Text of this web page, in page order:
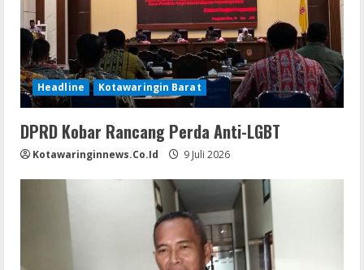
Headline Kotawaringin Barat
DPRD Kobar Rancang Perda Anti-LGBT
Kotawaringinnews.co.id 9 Juli 2026